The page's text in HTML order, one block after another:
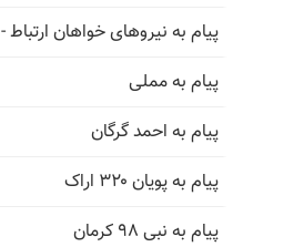
پیام به نیروهای خواهان ارتباط - ۱۶مرداد ۱۴۰۵
پیام به مملی
پیام به احمد گرگان
پیام به پویان ۳۲۰ اراک
پیام به نبی ۹۸ کرمان